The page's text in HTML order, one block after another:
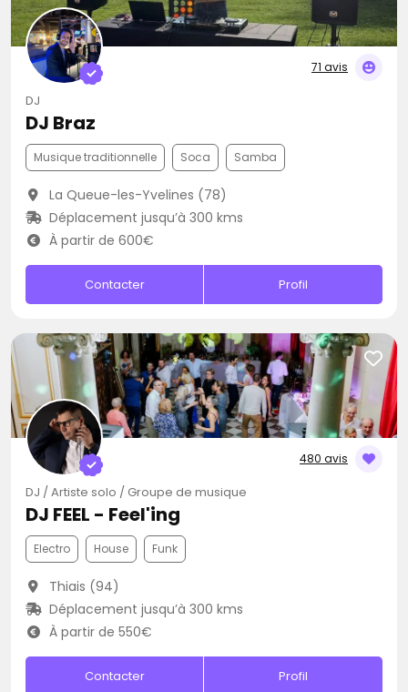
71 avis
DJ
DJ Braz
Musique traditionnelle Soca Samba
La Queue-les-Yvelines (78)
Déplacement jusqu’à 300 kms
À partir de 600€
Contacter Profil
480 avis
DJ / Artiste solo / Groupe de musique
DJ FEEL - Feel'ing
Electro House Funk
Thiais (94)
Déplacement jusqu’à 300 kms
À partir de 550€
Contacter Profil